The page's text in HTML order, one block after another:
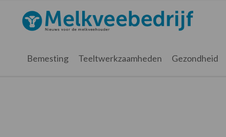
hoofdnavigatie
hoofd
eerste
voettekst
Melkveebedrijf.nl
Bemesting Teeltwerkzaamheden Gezondheid